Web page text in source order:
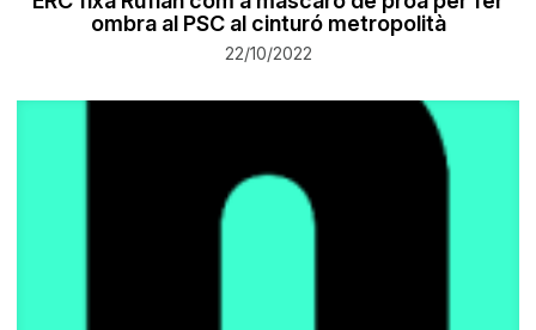
ombra al PSC al cinturó metropolità
22/10/2022